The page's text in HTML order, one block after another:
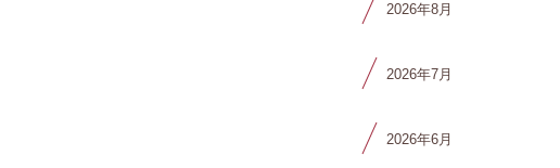
2026年8月
2026年7月
2026年6月